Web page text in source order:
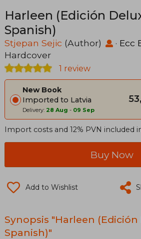
Harleen (Edición
Spanish)
Stjepan Sejic (Author) · Ecc
Hardcover
1 review
New Book
Imported to Latvia
Delivery: 28 Aug - 09 Sep
Import costs and 12% PVN included
Buy Now
Add to Wishlist
Synopsis "Harleen
Spanish)"